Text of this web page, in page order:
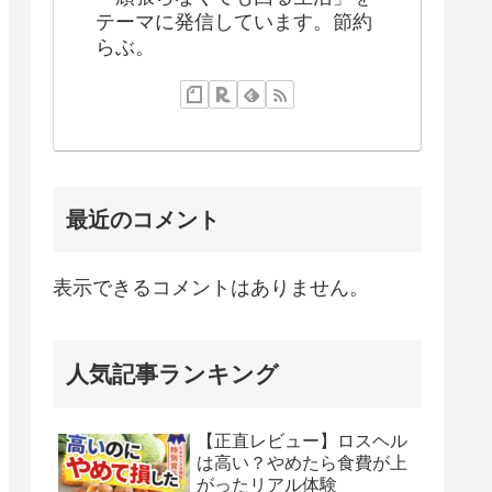
テーマに発信しています。節約
らぶ。
最近のコメント
表示できるコメントはありません。
人気記事ランキング
【正直レビュー】ロスヘル
は高い？やめたら食費が上
がったリアル体験